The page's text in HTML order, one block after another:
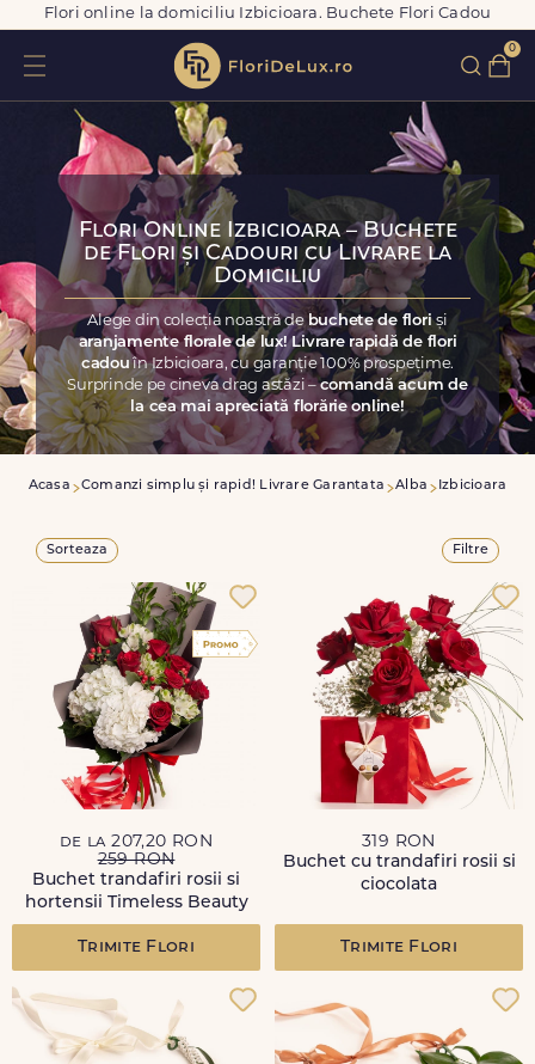
Flori online la domiciliu Izbicioara. Buchete Flori Cadou
0
Flori Online Izbicioara – Buchete
de Flori și Cadouri cu Livrare la
Domiciliu
Alege din colecția noastră de buchete de floriși
aranjamente florale de lux! Livrare rapidă de flori
cadouîn Izbicioara, cu garanție 100% prospețime.
Surprinde pe cineva drag astăzi –comandă acum de
la cea mai apreciată florărie online!
Acasa Comanzi simplu și rapid! Livrare Garantata Alba Izbicioara
Sorteaza Filtre
de la 207,20 RON
259 RON
Buchet trandafiri rosii si
hortensii Timeless Beauty
Trimite Flori
319 RON
Buchet cu trandafiri rosii si
ciocolata
Trimite Flori